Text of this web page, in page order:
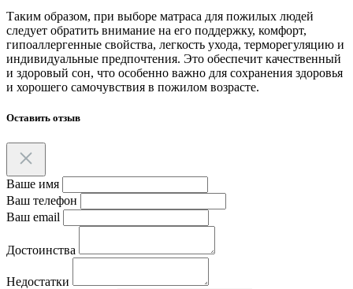
Таким образом, при выборе матраса для пожилых людей
следует обратить внимание на его поддержку, комфорт,
гипоаллергенные свойства, легкость ухода, терморегуляцию и
индивидуальные предпочтения. Это обеспечит качественный
и здоровый сон, что особенно важно для сохранения здоровья
и хорошего самочувствия в пожилом возрасте.
Оставить отзыв
Ваше имя
Ваш телефон
Ваш email
Достоинства
Недостатки